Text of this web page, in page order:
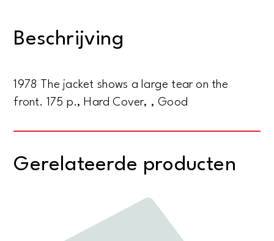
Beschrijving
1978 The jacket shows a large tear on the
front. 175 p., Hard Cover, , Good
Gerelateerde producten